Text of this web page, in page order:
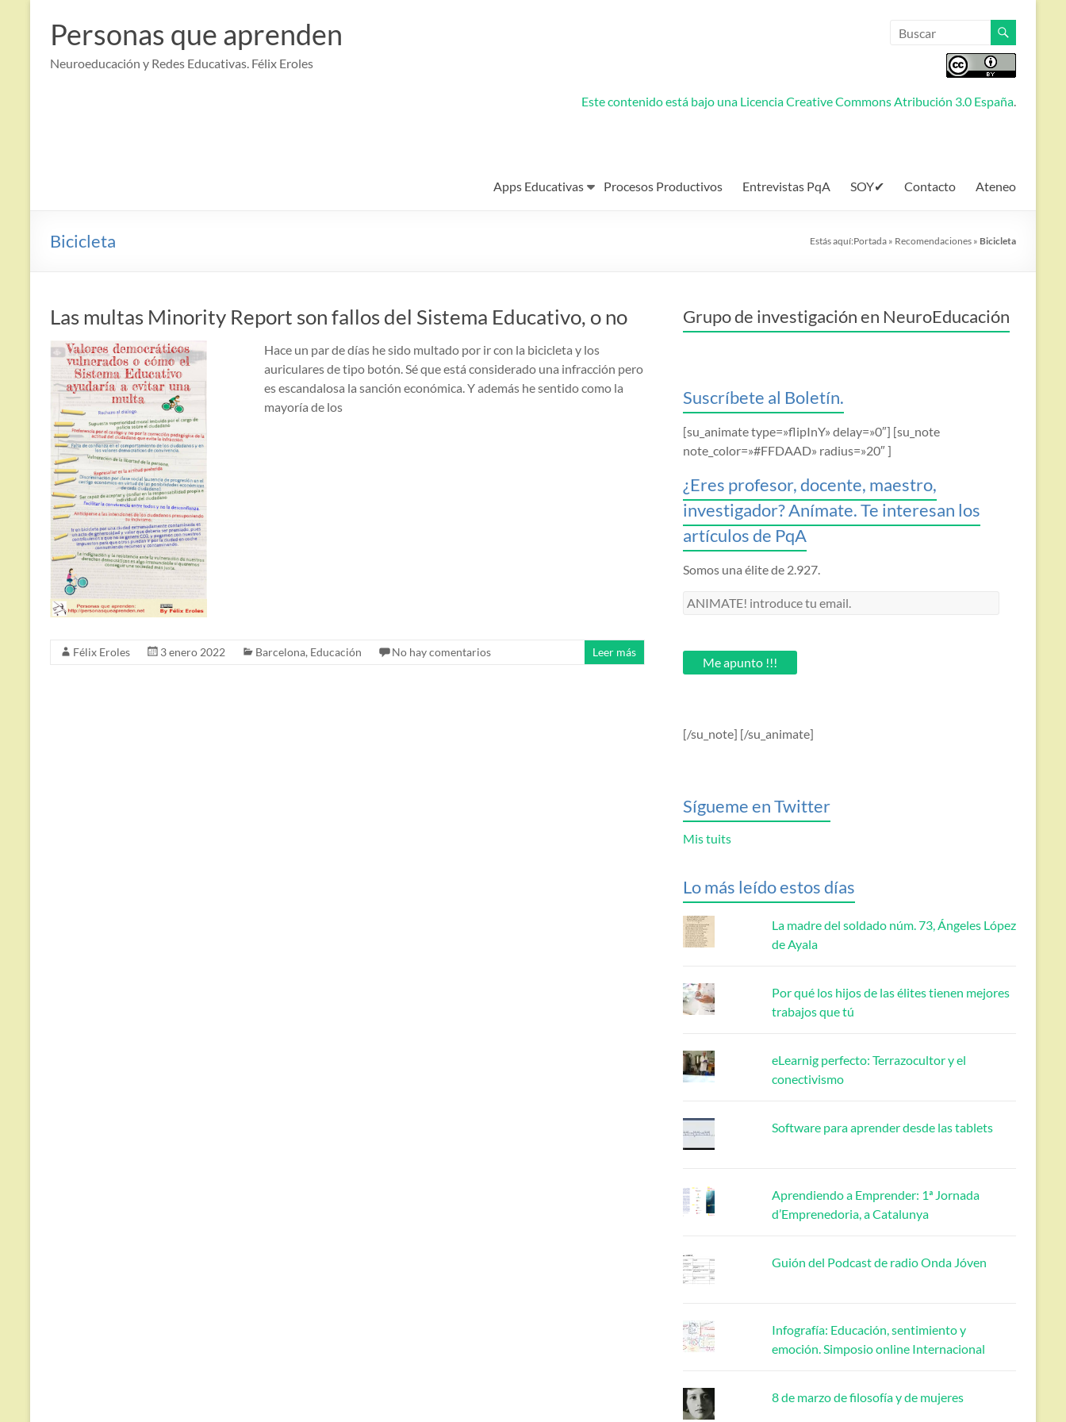
contenido
Personas que aprenden
Neuroeducación y Redes Educativas. Félix Eroles
Este contenido está bajo una Licencia Creative Commons Atribución 3.0 España.
Apps Educativas Procesos Productivos Entrevistas PqA SOY✔ Contacto Ateneo
Bicicleta Estás aquí:Portada » Recomendaciones » Bicicleta
Las multas Minority Report son fallos del Sistema Educativo, o no
Hace un par de días he sido multado por ir con la bicicleta y los
auriculares de tipo botón. Sé que está considerado una infracción pero
es escandalosa la sanción económica. Y además he sentido como la
mayoría de los
Félix Eroles 3 enero 2022 Barcelona, Educación No hay comentarios Leer más
Grupo de investigación en NeuroEducación
Suscríbete al Boletín.
[su_animate type=»flipInY» delay=»0″] [su_note
note_color=»#FFDAAD» radius=»20″ ]
¿Eres profesor, docente, maestro,
investigador? Anímate. Te interesan los
artículos de PqA
Somos una élite de 2.927.
ANIMATE!
email.Me apunto !!!
[/su_note] [/su_animate]
Sígueme en Twitter
Mis tuits
Lo más leído estos días
La madre del soldado núm. 73, Ángeles López
de Ayala
Por qué los hijos de las élites tienen mejores
trabajos que tú
eLearnig perfecto: Terrazocultor y el
conectivismo
Software para aprender desde las tablets
Aprendiendo a Emprender: 1ª Jornada
d’Emprenedoria, a Catalunya
Guión del Podcast de radio Onda Jóven
Infografía: Educación, sentimiento y
emoción. Simposio online Internacional
8 de marzo de filosofía y de mujeres